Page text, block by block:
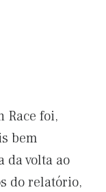
Race foi,
bem
da volta ao
do relatório,